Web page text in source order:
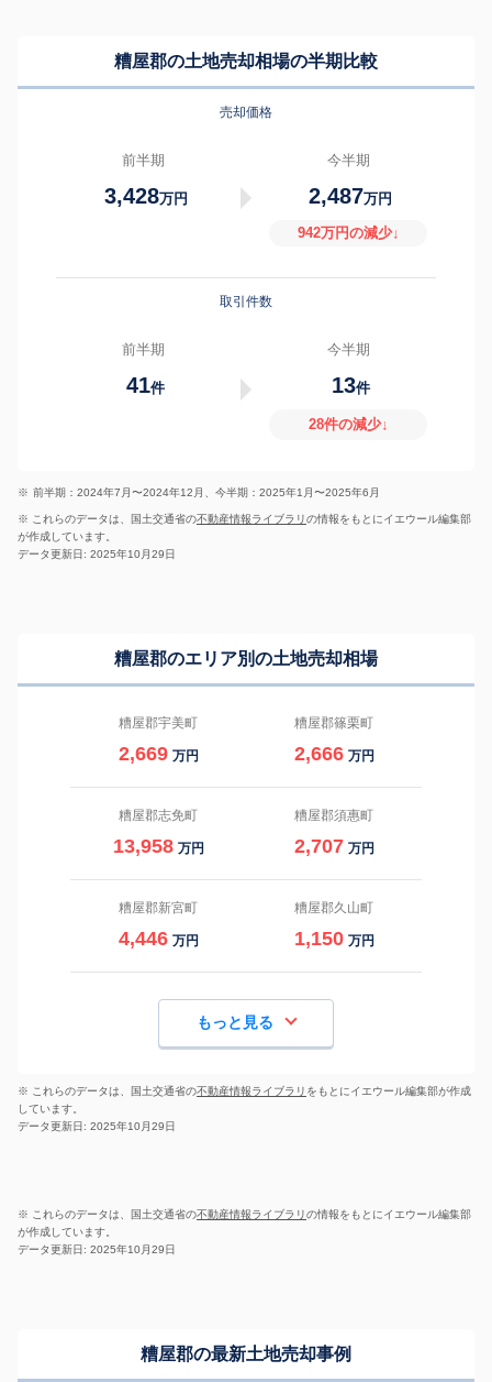
糟屋郡の土地売却相場の半期比較
売却価格
前半期
3,428万円
今半期
2,487万円
942万円の減少↓
取引件数
前半期
41件
今半期
13件
28件の減少↓
※ 前半期：2024年7月〜2024年12月、今半期：2025年1月〜2025年6月
※ これらのデータは、国土交通省の不動産情報ライブラリの情報をもとにイエウール編集部
が作成しています。
データ更新日: 2025年10月29日
糟屋郡のエリア別の土地売却相場
糟屋郡宇美町
2,669 万円
糟屋郡篠栗町
2,666 万円
糟屋郡志免町
13,958 万円
糟屋郡須惠町
2,707 万円
糟屋郡新宮町
4,446 万円
糟屋郡久山町
1,150 万円
もっと見る
※ これらのデータは、国土交通省の不動産情報ライブラリ をもとにイエウール編集部が作成
しています。
データ更新日: 2025年10月29日
※ これらのデータは、国土交通省の不動産情報ライブラリの情報をもとにイエウール編集部
が作成しています。
データ更新日: 2025年10月29日
糟屋郡の最新土地売却事例